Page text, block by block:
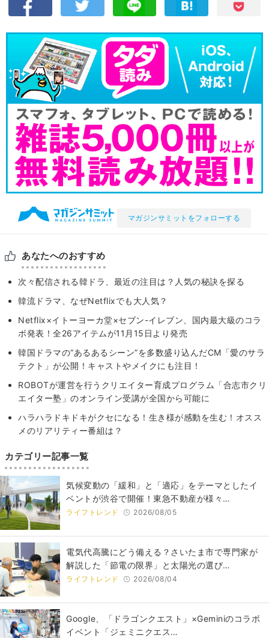
マガジンサミットをフォローする
あなたへのおすすめ
次々配信される韓ドラ、最近の注目は？人気の秘訣を探る
韓流ドラマ、なぜNetflixでも大人気？
Netflix×イトーヨーカ堂×セブン-イレブン、国内最大級のコラ
ボ発表！全26アイテムが11月15日より発売
韓国ドラマの“あるあるシーン”を多数盛り込んだCM「愛のサラ
テクト」が公開！キャストやメイクにも注目！
ROBOTが運営を行うクリエイター育成プログラム「合志市クリ
エイター塾」のオンライン受講が全国から可能に
ハラハラドキドキがクセになる！生き様が感動を生む！オスス
メのリアリティー番組は？
カテゴリー記事一覧
気候変動の「緩和」と「適応」をテーマとしたイ
ベントが渋谷で開催！東急不動産が様々…
ライフトレンド 2026/08/05
電気代高騰にどう備える？さいたま市で専門家が
解説した「節電の限界」と太陽光の選び…
ライフトレンド 2026/08/04
Google、「ドラゴンクエスト」×Geminiのコラボ
イベント「ジェミニクエス…